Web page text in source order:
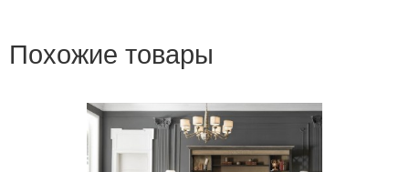
Похожие товары